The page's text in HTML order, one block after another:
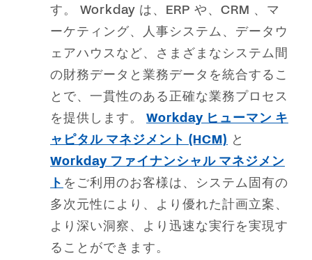
す。 Workday は、ERP や、CRM 、マ
ーケティング、人事システム、データウ
ェアハウスなど、さまざまなシステム間
の財務データと業務データを統合するこ
とで、一貫性のある正確な業務プロセス
を提供します。 Workday ヒューマン キ
ャピタル マネジメント (HCM) と
Workday ファイナンシャル マネジメン
ト をご利用のお客様は、システム固有の
多次元性により、より優れた計画立案、
より深い洞察、より迅速な実行を実現す
ることができます。